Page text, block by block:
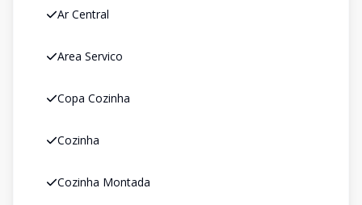
Ar Central
Area Servico
Copa Cozinha
Cozinha
Cozinha Montada